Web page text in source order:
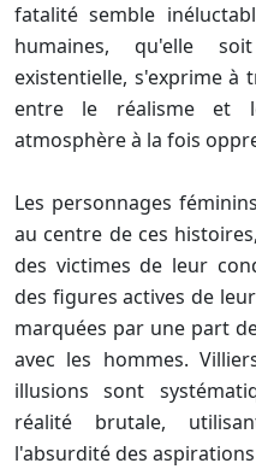
fatalité semble
humaines, qu'elle
existentielle, s'exprime à
entre le réalisme et
atmosphère à la fois
Les personnages
au centre de ces
des victimes de leur
des figures actives de
marquées par une part
avec les hommes.
illusions sont
réalité brutale,
l'absurdité des